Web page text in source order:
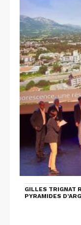
GILLES TRIGNAT
PYRAMIDES